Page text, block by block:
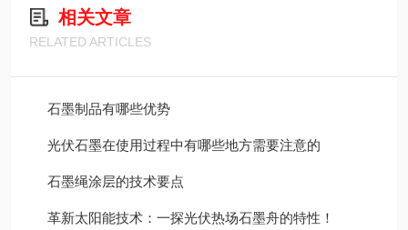
相关文章
RELATED ARTICLES
石墨制品有哪些优势
光伏石墨在使用过程中有哪些地方需要注意的
石墨绳涂层的技术要点
革新太阳能技术：一探光伏热场石墨舟的特性！